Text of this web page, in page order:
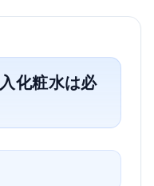
化粧水は必